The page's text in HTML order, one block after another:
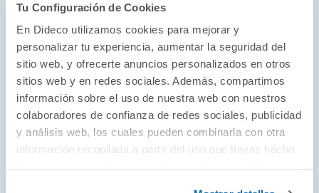
Tu Configuración de Cookies
En Dideco utilizamos cookies para mejorar y
personalizar tu experiencia, aumentar la seguridad del
sitio web, y ofrecerte anuncios personalizados en otros
sitios web y en redes sociales. Además, compartimos
información sobre el uso de nuestra web con nuestros
colaboradores de confianza de redes sociales, publicidad
y análisis web, los cuales pueden combinarla con otra
información recopilada a partir del uso que hayas hecho
El juego como parte del desarrollo
Juguetes educativos desde 1954 con un toque
estético único y artístico. Descubre juguetes